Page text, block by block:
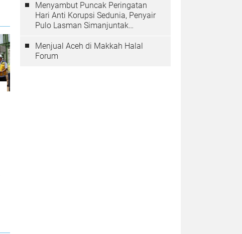
Menyambut Puncak Peringatan
Hari Anti Korupsi Sedunia, Penyair
Pulo Lasman Simanjuntak
Korupsi di Indonesia
Menjual Aceh di Makkah Halal
Forum